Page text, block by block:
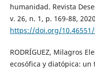
humanidad. Revista
v. 26, n. 1, p. 169-88,
https://doi.org/10.46551/
RODRÍGUEZ, Milagros
ecosófica y diatópica: